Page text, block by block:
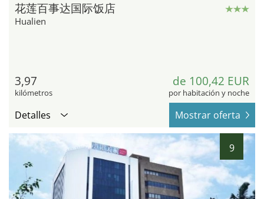
花莲百事达国际饭店
Hualien
3,97
kilómetros
de 100,42 EUR
por habitación y noche
Detalles Mostrar oferta
9